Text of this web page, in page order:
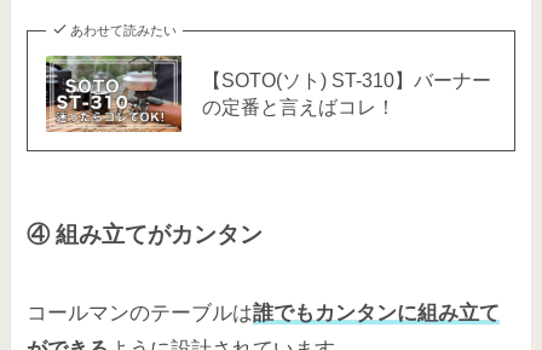
あわせて読みたい
【SOTO(ソト) ST-310】バーナー
の定番と言えばコレ！
④ 組み立てがカンタン
コールマンのテーブルは誰でもカンタンに組み立て